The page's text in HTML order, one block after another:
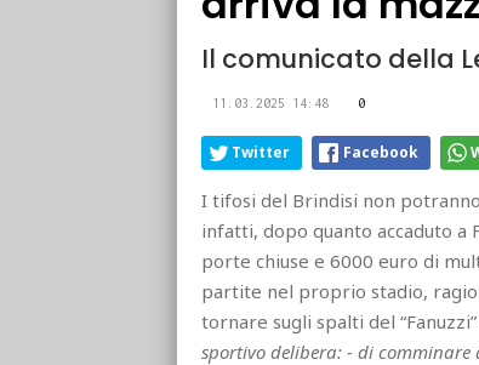
Il comunicato della
11.03.2025 14:48 0
Twitter Facebook
I tifosi del Brindisi non
infatti, dopo quanto accaduto a
porte chiuse e 6000 euro di
partite nel proprio stadio,
tornare sugli spalti del
sportivo delibera: - di comminare